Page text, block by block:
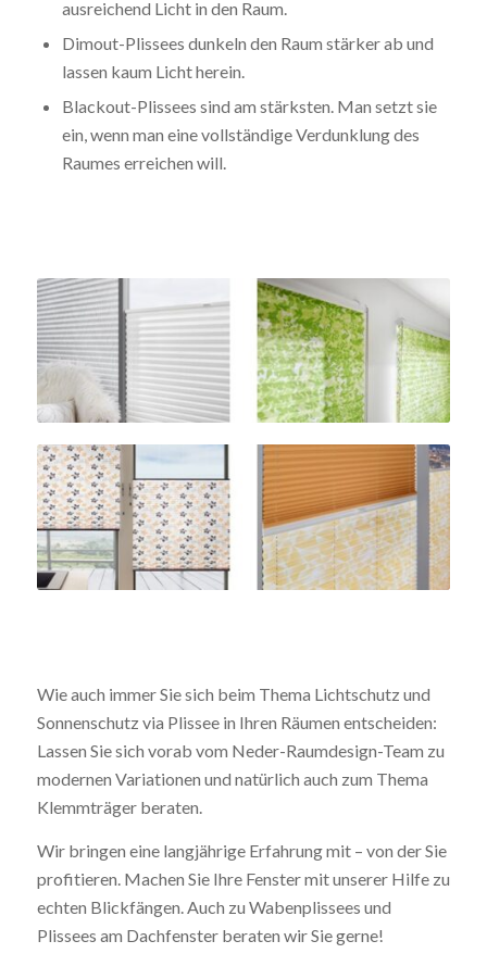
ausreichend Licht in den Raum.
Dimout-Plissees dunkeln den Raum stärker ab und
lassen kaum Licht herein.
Blackout-Plissees sind am stärksten. Man setzt sie
ein, wenn man eine vollständige Verdunklung des
Raumes erreichen will.
Wie auch immer Sie sich beim Thema Lichtschutz und
Sonnenschutz via Plissee in Ihren Räumen entscheiden:
Lassen Sie sich vorab vom Neder-Raumdesign-Team zu
modernen Variationen und natürlich auch zum Thema
Klemmträger beraten.
Wir bringen eine langjährige Erfahrung mit – von der Sie
profitieren. Machen Sie Ihre Fenster mit unserer Hilfe zu
echten Blickfängen. Auch zu Wabenplissees und
Plissees am Dachfenster beraten wir Sie gerne!